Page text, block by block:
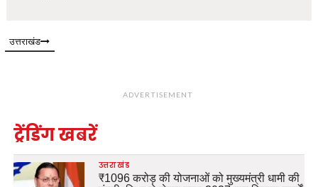
उत्तराखंड
ADVERTISEMENT
ट्रेंडिंग खबरें
उत्तराखंड
₹1096 करोड़ की योजनाओं को मुख्यमंत्री धामी की